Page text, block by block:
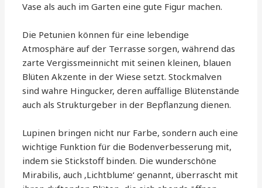
Vase als auch im Garten eine gute Figur machen.
Die Petunien können für eine lebendige
Atmosphäre auf der Terrasse sorgen, während das
zarte Vergissmeinnicht mit seinen kleinen, blauen
Blüten Akzente in der Wiese setzt. Stockmalven
sind wahre Hingucker, deren auffällige Blütenstände
auch als Strukturgeber in der Bepflanzung dienen.
Lupinen bringen nicht nur Farbe, sondern auch eine
wichtige Funktion für die Bodenverbesserung mit,
indem sie Stickstoff binden. Die wunderschöne
Mirabilis, auch ‚Lichtblume‘ genannt, überrascht mit